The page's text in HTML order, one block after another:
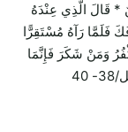
* قَالَ الَّذِي عِنْدَهُ
فَلَمَّا رَآهُ مُسْتَقِرًّا
وَمَنْ شَكَرَ فَإِنَّمَا